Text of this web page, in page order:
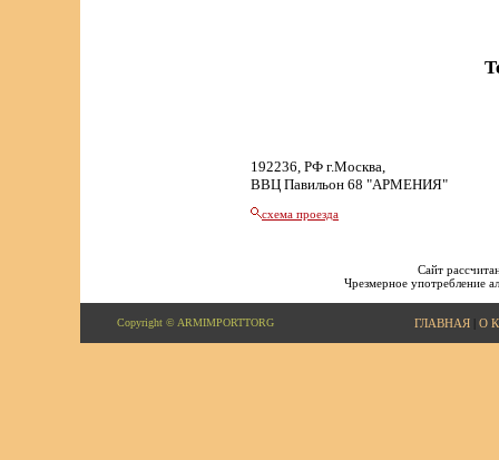
192236, РФ г.Москва,
ВВЦ Павильон 68 "АРМЕНИЯ"
схема проезда
Сайт
Чрезмерное употребление
Copyright © ARMIMPORTTORG ГЛАВНАЯ| О